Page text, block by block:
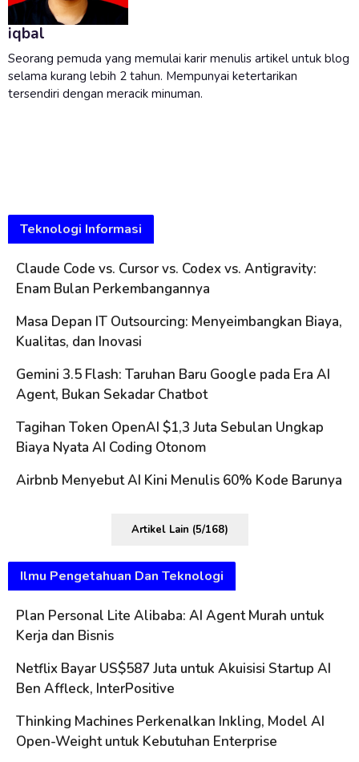
iqbal
Seorang pemuda yang memulai karir menulis artikel untuk blog
selama kurang lebih 2 tahun. Mempunyai ketertarikan
tersendiri dengan meracik minuman.
Teknologi Informasi
Claude Code vs. Cursor vs. Codex vs. Antigravity:
Enam Bulan Perkembangannya
Masa Depan IT Outsourcing: Menyeimbangkan Biaya,
Kualitas, dan Inovasi
Gemini 3.5 Flash: Taruhan Baru Google pada Era AI
Agent, Bukan Sekadar Chatbot
Tagihan Token OpenAI $1,3 Juta Sebulan Ungkap
Biaya Nyata AI Coding Otonom
Airbnb Menyebut AI Kini Menulis 60% Kode Barunya
Artikel Lain (5/168)
Ilmu Pengetahuan Dan Teknologi
Plan Personal Lite Alibaba: AI Agent Murah untuk
Kerja dan Bisnis
Netflix Bayar US$587 Juta untuk Akuisisi Startup AI
Ben Affleck, InterPositive
Thinking Machines Perkenalkan Inkling, Model AI
Open-Weight untuk Kebutuhan Enterprise